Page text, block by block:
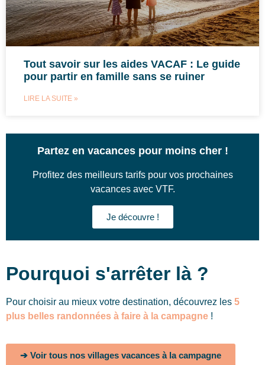
Tout savoir sur les aides VACAF : Le guide
pour partir en famille sans se ruiner
LIRE LA SUITE »
Partez en vacances pour moins cher !
Profitez des meilleurs tarifs pour vos prochaines
vacances avec VTF.
Je découvre !
Pourquoi s'arrêter là ?
Pour choisir au mieux votre destination, découvrez les 5
plus belles randonnées à faire à la campagne !
➔ Voir tous nos villages vacances à la campagne